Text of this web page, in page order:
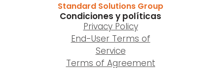
Standard Solutions Group
Condiciones y políticas
Privacy Policy
End-User Terms of
Service
Terms of Agreement